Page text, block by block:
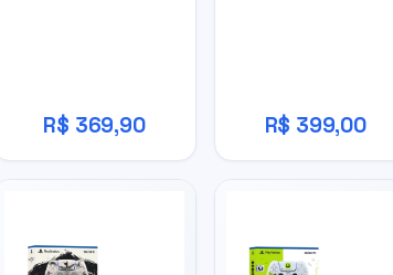
R$ 369,90 R$ 399,00